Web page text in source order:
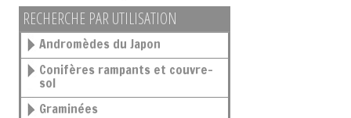
RECHERCHE PAR UTILISATION
Andromèdes du Japon
Conifères rampants et couvre-
sol
Graminées